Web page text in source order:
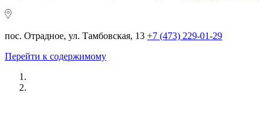
пос. Отрадное, ул. Тамбовская, 13 +7 (473) 229-01-29
Перейти к содержимому